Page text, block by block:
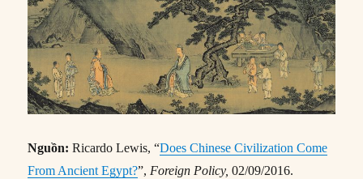
Nguồn:Ricardo Lewis, “Does Chinese Civilization Come
From Ancient Egypt?”, Foreign Policy,02/09/2016.